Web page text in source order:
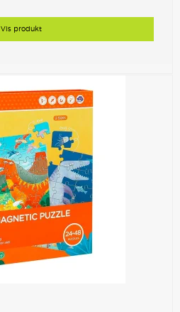
Vis produkt